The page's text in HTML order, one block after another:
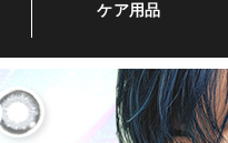
ケア用品